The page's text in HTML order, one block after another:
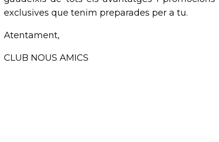
exclusives que tenim preparades per a tu.
Atentament,
CLUB NOUS AMICS